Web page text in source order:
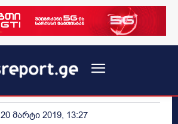
20 მარტი 2019, 13:27